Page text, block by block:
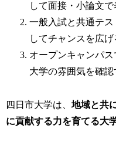
して面接・小論文で
一般入試と共通テ
してチャンスを広げ
オープンキャンパス
大学の雰囲気を確認
四日市大学は、地域と共
に貢献する力を育てる大